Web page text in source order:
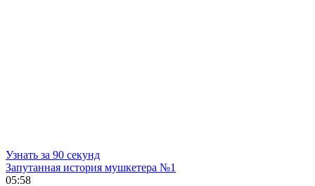
Узнать за 90 секунд
Запутанная история мушкетера №1
05:58